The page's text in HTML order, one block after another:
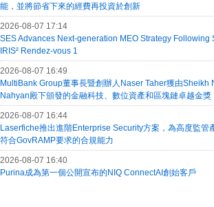
能，並將節省下來的經費再投資於創新
2026-08-07 17:14
SES Advances Next-generation MEO Strategy Following
IRIS² Rendez-vous 1
2026-08-07 16:49
MultiBank Group董事長暨創辦人Naser Taher獲由Sheikh
Nahyan殿下頒發的金融科技、數位資產和區塊鏈卓越金獎
2026-08-07 16:44
Laserfiche推出進階Enterprise Security方案，為高度監管
符合GovRAMP要求的合規能力
2026-08-07 16:40
Purina成為第一個公開宣布的NIQ ConnectAI創始客戶